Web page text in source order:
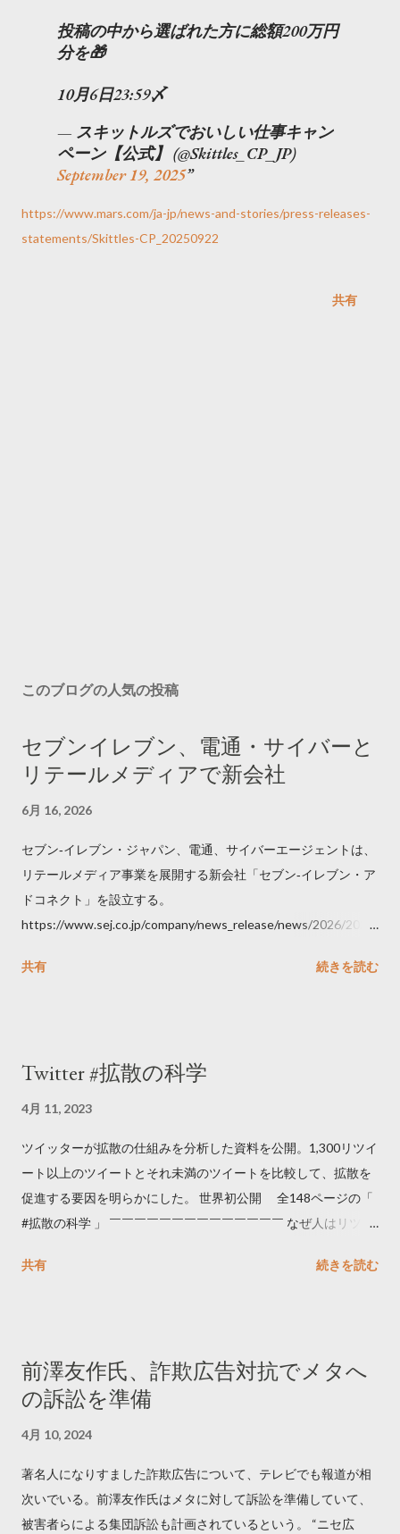
投稿の中から選ばれた方に総額200万円
分を🎁
10月6日23:59〆
— スキットルズでおいしい仕事キャン
ペーン【公式】 (@Skittles_CP_JP)
September 19, 2025
https://www.mars.com/ja-jp/news-and-stories/press-releases-
statements/Skittles-CP_20250922
共有
このブログの人気の投稿
セブンイレブン、電通・サイバーと
リテールメディアで新会社
6月 16, 2026
セブン‐イレブン・ジャパン、電通、サイバーエージェントは、
リテールメディア事業を展開する新会社「セブン‐イレブン・ア
ドコネクト」を設立する。
https://www.sej.co.jp/company/news_release/news/2026/2026
共有
続きを読む
Twitter #拡散の科学
4月 11, 2023
ツイッターが拡散の仕組みを分析した資料を公開。1,300リツイ
ート以上のツイートとそれ未満のツイートを比較して、拡散を
促進する要因を明らかにした。 世界初公開 全148ページの「
#拡散の科学 」 ￣￣￣￣￣￣￣￣￣￣￣￣￣￣ なぜ人はリツイ
学しました。 ー バズの目安は1300リツイート ー 人は16の熱量
トするのか？ https://marketing.twitter.com/ja/insights/kakusan
共有 続きを読む
前澤友作氏、詐欺広告対抗でメタへ
の訴訟を準備
4月 10, 2024
著名人になりすました詐欺広告について、テレビでも報道が相
次いでいる。前澤友作氏はメタに対して訴訟を準備していて、
被害者らによる集団訴訟も計画されているという。 “ニセ広